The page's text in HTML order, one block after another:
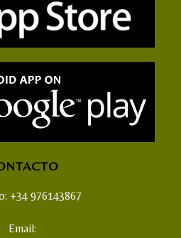
+34 976143867
Email: